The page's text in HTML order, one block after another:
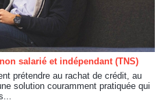
salarié et indépendant (TNS)
prétendre au rachat de crédit, au
solution couramment pratiquée qui